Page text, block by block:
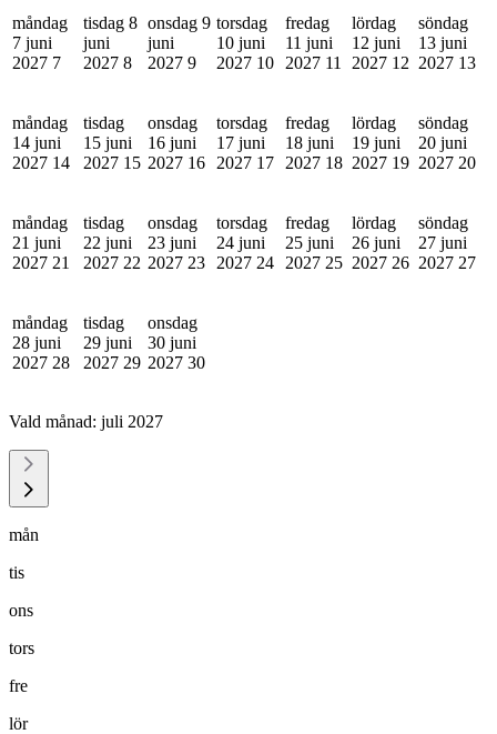
måndag
7 juni
2027 7
tisdag 8
juni
2027 8
onsdag 9
juni
2027 9
torsdag
10 juni
2027 10
fredag
11 juni
2027 11
lördag
12 juni
2027 12
söndag
13 juni
2027 13
måndag
14 juni
2027 14
tisdag
15 juni
2027 15
onsdag
16 juni
2027 16
torsdag
17 juni
2027 17
fredag
18 juni
2027 18
lördag
19 juni
2027 19
söndag
20 juni
2027 20
måndag
21 juni
2027 21
tisdag
22 juni
2027 22
onsdag
23 juni
2027 23
torsdag
24 juni
2027 24
fredag
25 juni
2027 25
lördag
26 juni
2027 26
söndag
27 juni
2027 27
måndag
28 juni
2027 28
tisdag
29 juni
2027 29
onsdag
30 juni
2027 30
Vald månad: juli 2027
mån
tis
ons
tors
fre
lör